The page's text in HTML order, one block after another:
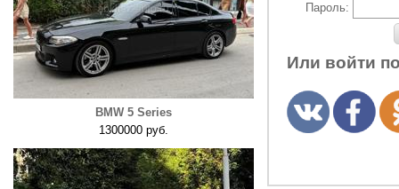
BMW 5 Series
1300000 руб.
Пароль:
Или войти